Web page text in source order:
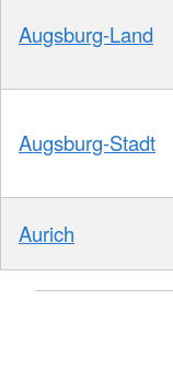
Augsburg-Land
Augsburg-Stadt
Aurich